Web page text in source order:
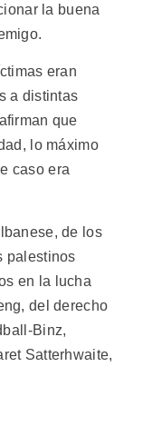
la buena
eran
a distintas
que
lo máximo
caso era
de los
palestinos
en la lucha
del derecho
Binz,
Satterhwaite,